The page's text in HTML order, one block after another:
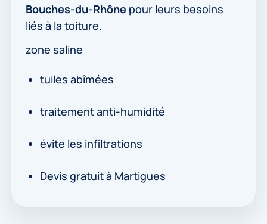
Bouches-du-Rhône pour leurs besoins
liés à la toiture.
zone saline
tuiles abîmées
traitement anti-humidité
évite les infiltrations
Devis gratuit à Martigues